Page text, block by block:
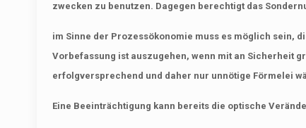
zwecken zu benutzen. Dagegen berechtigt das
im Sinne der Prozessökonomie muss es möglich sein,
Vorbefassung ist auszugehen, wenn mit an Sicherheit
erfolgversprechend und daher nur unnötige Förmelei
Eine Beeinträchtigung kann bereits die optische